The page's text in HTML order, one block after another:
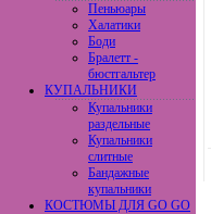
Пеньюары
Халатики
Боди
Бралетт -
бюстгальтер
КУПАЛЬНИКИ
Купальники
раздельные
Купальники
слитные
Бандажные
купальники
КОСТЮМЫ ДЛЯ GO GO